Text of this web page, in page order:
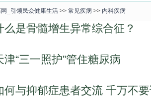
网_引领民众健康生活 >> 常见疾病 >> 内科疾病
么是骨髓增生异常综合征？
津“三一照护”管住糖尿病
何与抑郁症患者交流 千万不